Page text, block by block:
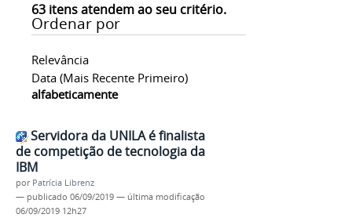
63 itens atendem ao seu critério.
Ordenar por
Relevância
Data (mais Recente Primeiro)
alfabeticamente
Servidora da UNILA é finalista
de competição de tecnologia da
IBM
por Patrícia Librenz
— publicado 06/09/2019 — última modificação
06/09/2019 12h27